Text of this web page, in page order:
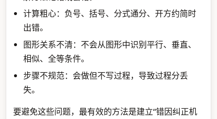
计算粗心：负号、括号、分式通分、开方约简时
出错。
图形关系不清：不会从图形中识别平行、垂直、
相似、全等条件。
步骤不规范：会做但不写过程，导致过程分丢
失。
要避免这些问题，最有效的方法是建立“错因纠正机